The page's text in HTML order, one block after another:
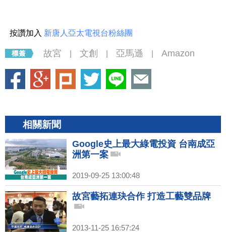
按讚加入 新唐人亞太電視台粉絲團
故宮 文創 亞馬遜 Amazon
相關新聞
Google史上最大綠電投資 台南成亞
洲第一案
2019-09-25 13:00:48
故宮藝拓連玦合作 打造工藝雙品牌
2013-11-25 16:57:24